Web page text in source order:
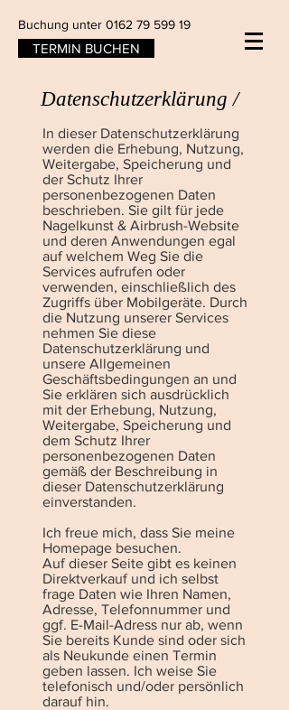
Buchung unter 0162 79 599 19
TERMIN BUCHEN
Datenschutzerklärung /
In dieser Datenschutzerklärung
werden die Erhebung, Nutzung,
Weitergabe, Speicherung und
der Schutz Ihrer
personenbezogenen Daten
beschrieben. Sie gilt für jede
Nagelkunst & Airbrush-Website
und deren Anwendungen egal
auf welchem Weg Sie die
Services aufrufen oder
verwenden, einschließlich des
Zugriffs über Mobilgeräte. Durch
die Nutzung unserer Services
nehmen Sie diese
Datenschutzerklärung und
unsere Allgemeinen
Geschäftsbedingungen an und
Sie erklären sich ausdrücklich
mit der Erhebung, Nutzung,
Weitergabe, Speicherung und
dem Schutz Ihrer
personenbezogenen Daten
gemäß der Beschreibung in
dieser Datenschutzerklärung
einverstanden.
Ich freue mich, dass Sie meine
Homepage besuchen.
Auf dieser Seite gibt es keinen
Direktverkauf und ich selbst
frage Daten wie Ihren Namen,
Adresse, Telefonnummer und
ggf. E-Mail-Adress nur ab, wenn
Sie bereits Kunde sind oder sich
als Neukunde einen Termin
geben lassen. Ich weise Sie
telefonisch und/oder persönlich
darauf hin.